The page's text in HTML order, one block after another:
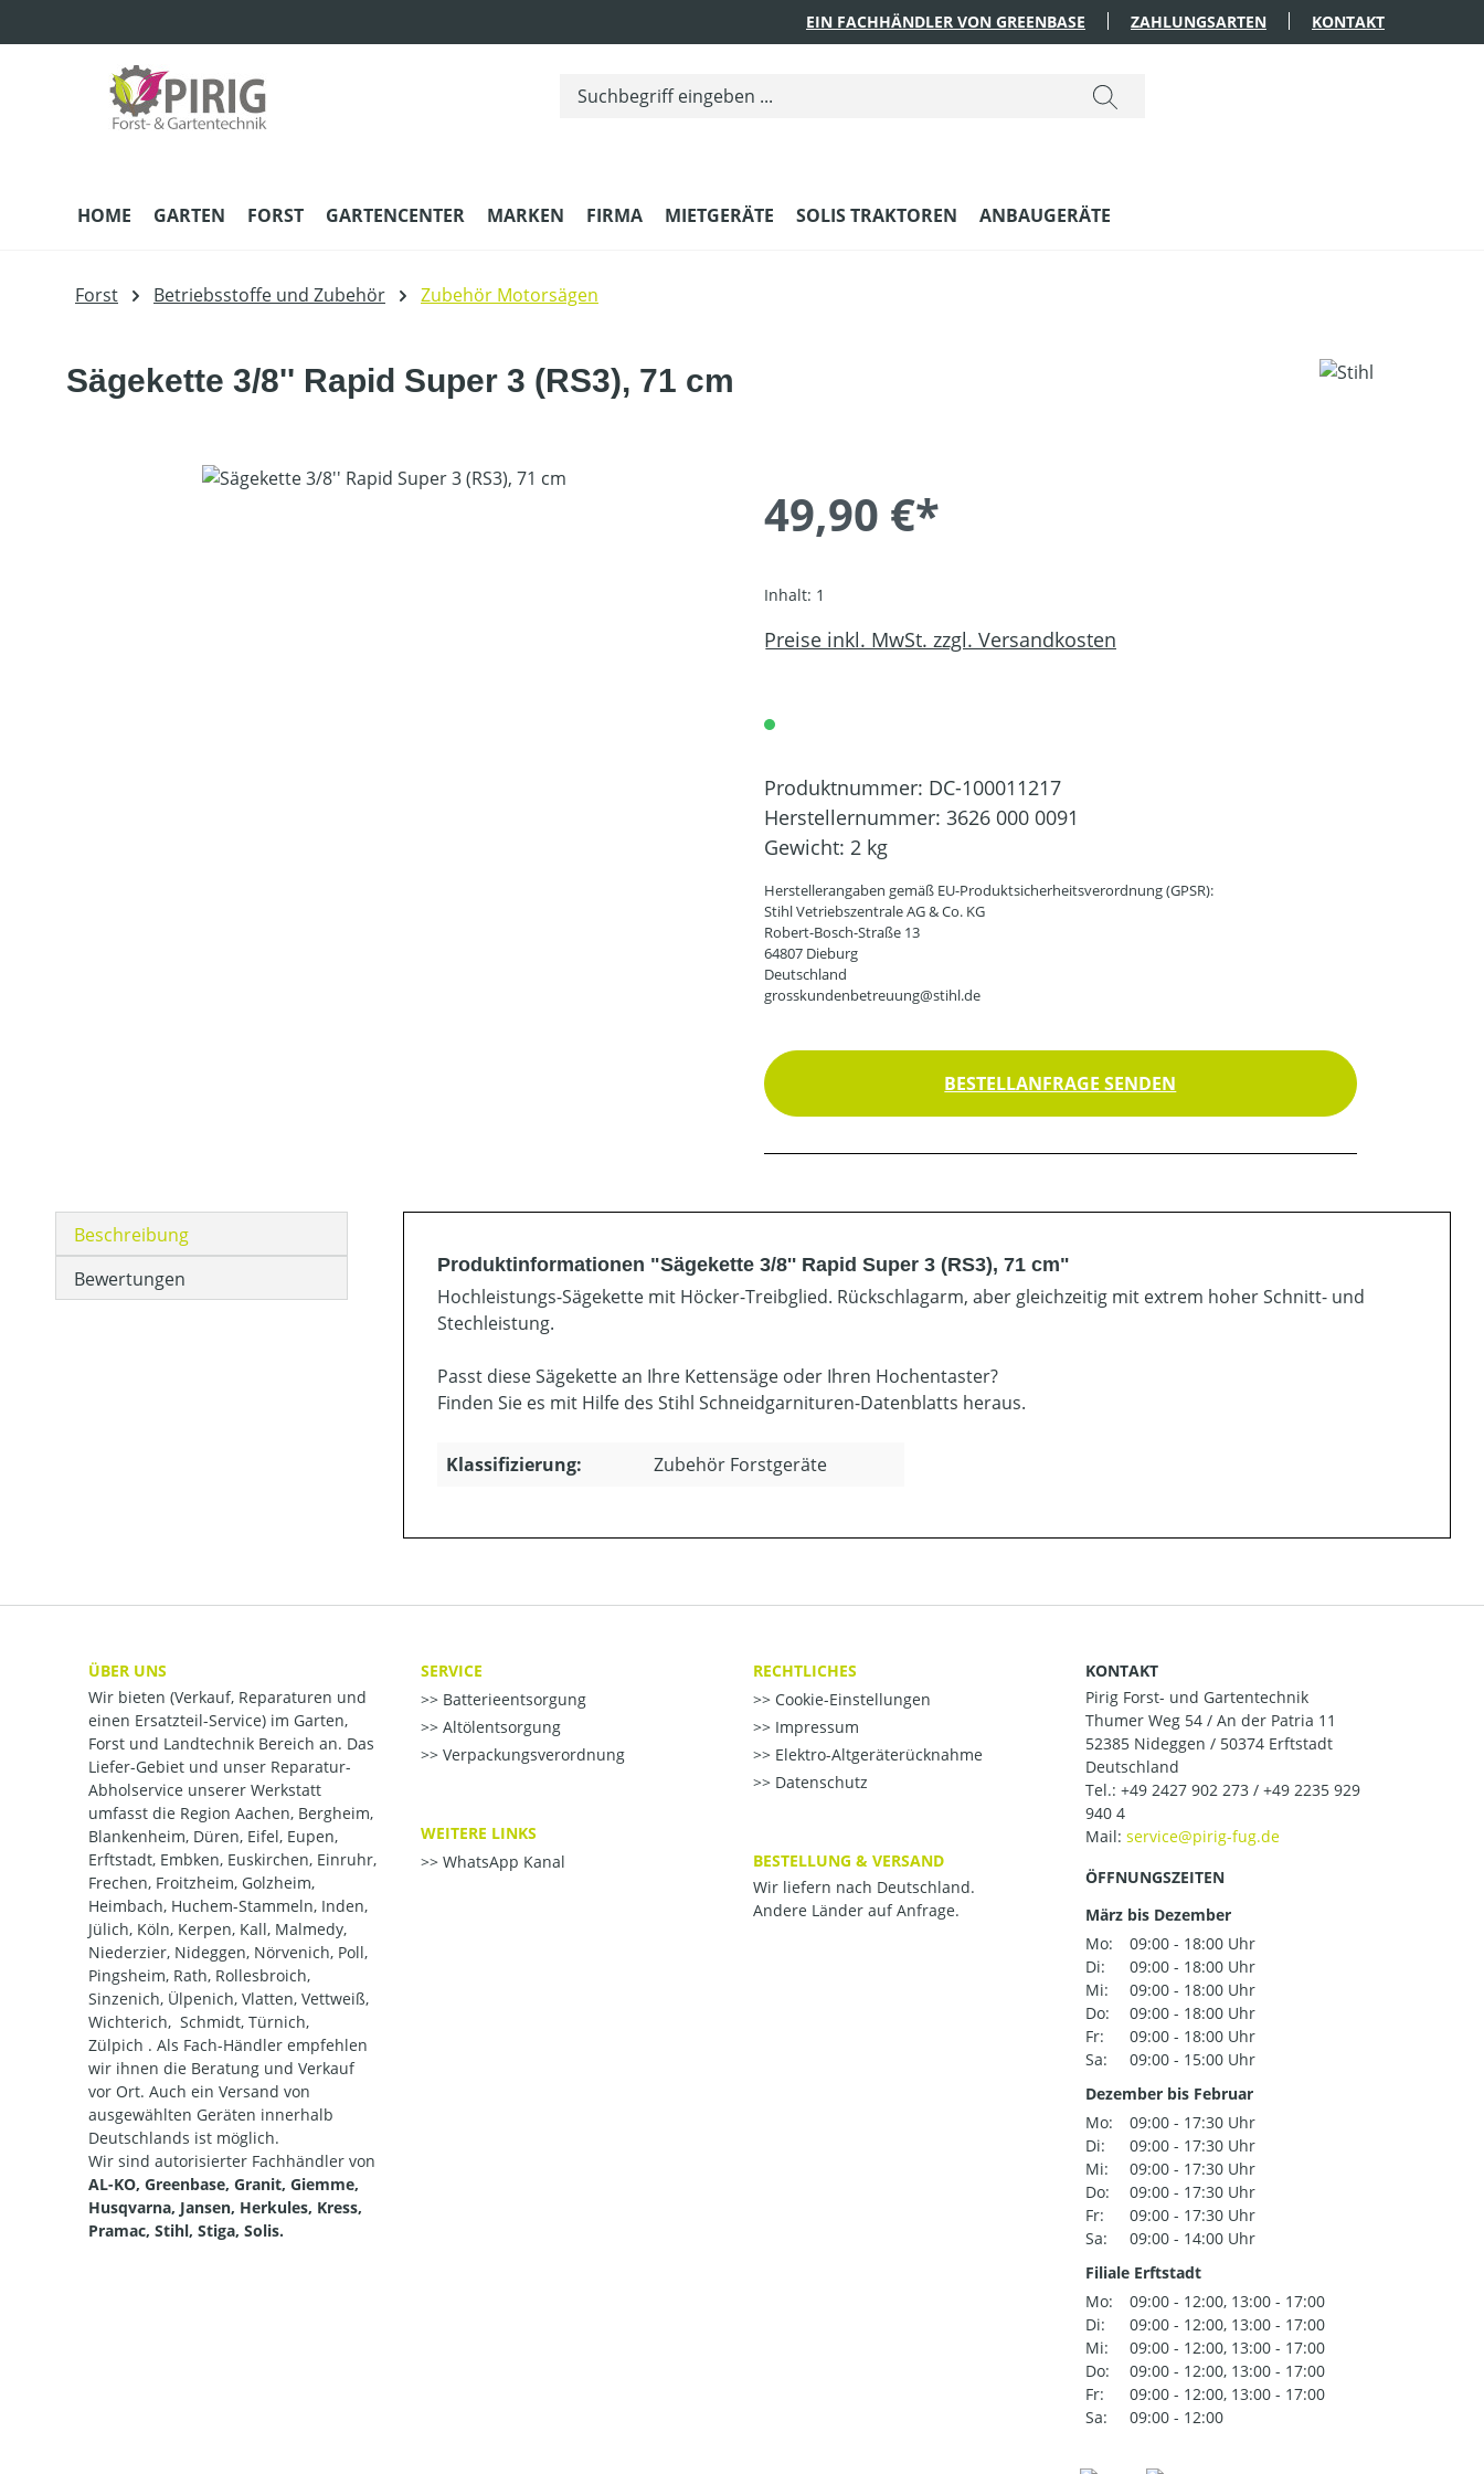
EIN FACHHÄNDLER VON GREENBASE ZAHLUNGSARTEN KONTAKT
HOME GARTEN FORST GARTENCENTER MARKEN FIRMA MIETGERÄTE SOLIS TRAKTOREN ANBAUGERÄTE
Forst Betriebsstoffe und Zubehör Zubehör Motorsägen
Sägekette 3/8'' Rapid Super 3 (RS3), 71 cm
Bildergalerie überspringen
49,90 €*
Inhalt: 1
Preise inkl. MwSt. zzgl. Versandkosten
Produktnummer: DC-100011217
Herstellernummer: 3626 000 0091
Gewicht: 2 kg
Herstellerangaben gemäß EU-Produktsicherheitsverordnung (GPSR):
Stihl Vetriebszentrale AG & Co. KG
Robert-Bosch-Straße 13
64807 Dieburg
Deutschland
grosskundenbetreuung@stihl.de
BESTELLANFRAGE SENDEN
Beschreibung
Bewertungen
Produktinformationen "Sägekette 3/8'' Rapid Super 3 (RS3), 71 cm"
Hochleistungs-Sägekette mit Höcker-Treibglied. Rückschlagarm, aber gleichzeitig mit extrem hoher Schnitt- und
Stechleistung.
Passt diese Sägekette an Ihre Kettensäge oder Ihren Hochentaster?
Finden Sie es mit Hilfe des Stihl Schneidgarnituren-Datenblatts heraus.
Klassifizierung: Zubehör Forstgeräte
ÜBER UNS
Wir bieten (Verkauf, Reparaturen und
einen Ersatzteil-Service) im Garten,
Forst und Landtechnik Bereich an. Das
Liefer-Gebiet und unser Reparatur-
Abholservice unserer Werkstatt
umfasst die Region Aachen, Bergheim,
Blankenheim, Düren, Eifel, Eupen,
Erftstadt, Embken, Euskirchen, Einruhr,
Frechen, Froitzheim, Golzheim,
Heimbach, Huchem-Stammeln, Inden,
Jülich, Köln, Kerpen, Kall, Malmedy,
Niederzier, Nideggen, Nörvenich, Poll,
Pingsheim, Rath, Rollesbroich,
Sinzenich, Ülpenich, Vlatten, Vettweiß,
Wichterich, Schmidt, Türnich,
Zülpich . Als Fach-Händler empfehlen
wir ihnen die Beratung und Verkauf
vor Ort. Auch ein Versand von
ausgewählten Geräten innerhalb
Deutschlands ist möglich.
Wir sind autorisierter Fachhändler von
AL-KO, Greenbase, Granit, Giemme,
Husqvarna, Jansen, Herkules, Kress,
Pramac, Stihl, Stiga, Solis.
SERVICE
Batterieentsorgung
Altölentsorgung
Verpackungsverordnung
WEITERE LINKS
WhatsApp Kanal
RECHTLICHES
Cookie-Einstellungen
Impressum
Elektro-Altgeräterücknahme
Datenschutz
BESTELLUNG & VERSAND
Wir liefern nach Deutschland.
Andere Länder auf Anfrage.
KONTAKT
Pirig Forst- und Gartentechnik
Thumer Weg 54 / An der Patria 11
52385 Nideggen / 50374 Erftstadt
Deutschland
Tel.: +49 2427 902 273 / +49 2235 929
940 4
Mail:
ÖFFNUNGSZEITEN
März bis Dezember
Mo:
09:00 - 18:00 Uhr
Di:
09:00 - 18:00 Uhr
Mi:
09:00 - 18:00 Uhr
Do:
09:00 - 18:00 Uhr
Fr:
09:00 - 18:00 Uhr
Sa:
09:00 - 15:00 Uhr
Dezember bis Februar
Mo:
09:00 - 17:30 Uhr
Di:
09:00 - 17:30 Uhr
Mi:
09:00 - 17:30 Uhr
Do:
09:00 - 17:30 Uhr
Fr:
09:00 - 17:30 Uhr
Sa:
09:00 - 14:00 Uhr
Filiale Erftstadt
Mo:
09:00 - 12:00, 13:00 - 17:00
Di:
09:00 - 12:00, 13:00 - 17:00
Mi:
09:00 - 12:00, 13:00 - 17:00
Do:
09:00 - 12:00, 13:00 - 17:00
Fr:
09:00 - 12:00, 13:00 - 17:00
Sa:
09:00 - 12:00